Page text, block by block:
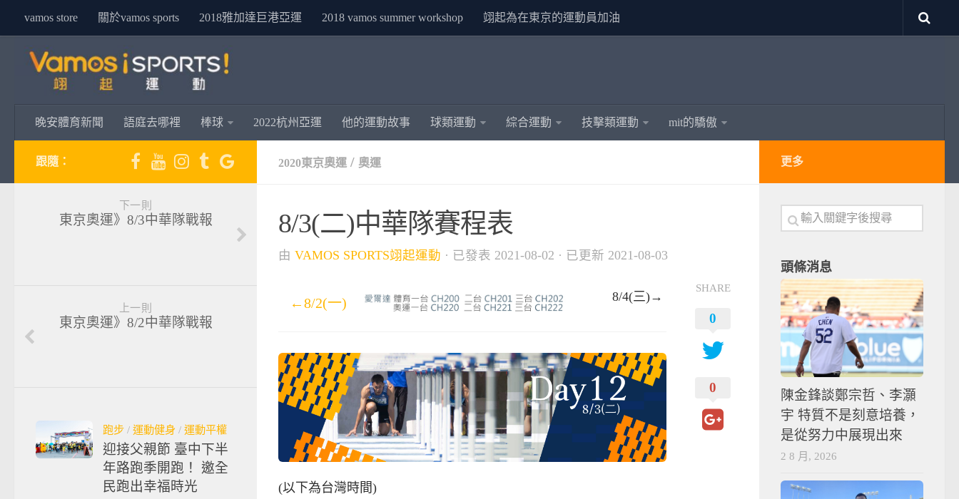
vamos store 關於vamos sports 2018雅加達巨港亞運 2018 vamos summer workshop 翊起為在東京的運動員加油
晚安體育新聞 語庭去哪裡 棒球 2022杭州亞運 他的運動故事 球類運動 綜合運動 技擊類運動 mit的驕傲
2020東京奧運 / 奧運
8/3(二)中華隊賽程表
由 VAMOS SPORTS翊起運動 · 已發表 2021-08-02 · 已更新 2021-08-03
←8/2(一) 8/4(三)→
(以下為台灣時間)
SHARE
0
0
跟隨：
下一則
東京奧運》8/3中華隊戰報
上一則
東京奧運》8/2中華隊戰報
跑步 / 運動健身 / 運動平權
迎接父親節 臺中下半
年路跑季開跑！ 邀全
民跑出幸福時光
更多
頭條消息
陳金鋒談鄭宗哲、李灝
宇 特質不是刻意培養，
是從努力中展現出來
2 8 月, 2026